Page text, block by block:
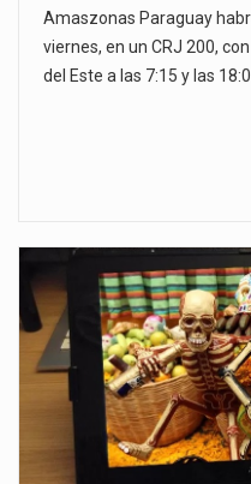
Amaszonas Paraguay
viernes, en un CRJ 200,
del Este a las 7:15 y las